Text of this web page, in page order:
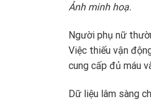
Ảnh minh hoạ.
Người phụ nữ
Việc thiếu vận
cung cấp đủ máu
Dữ liệu lâm sàng